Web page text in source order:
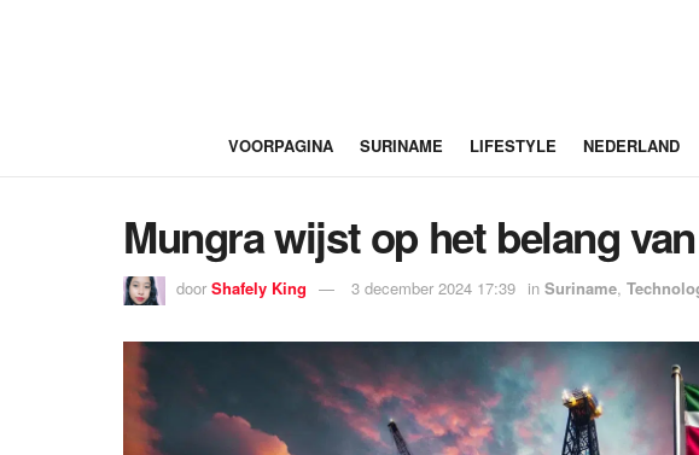
VOORPAGINA SURINAME LIFESTYLE NEDERLAND
Mungra wijst op het belang
door Shafely King 3 december 2024 17:39 in Suriname,